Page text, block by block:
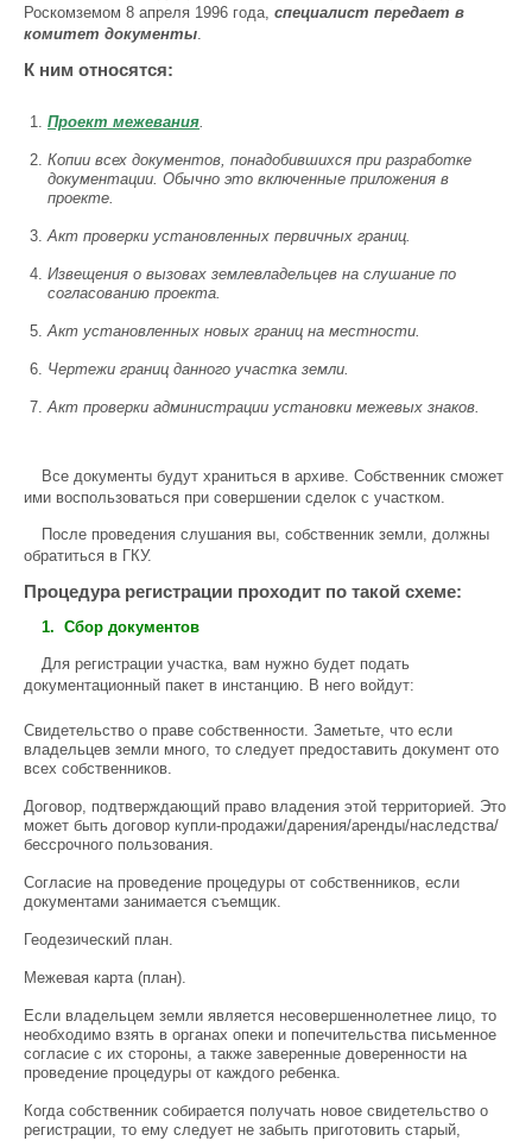
Роскомземом 8 апреля 1996 года, специалист передает в
комитет документы.
К ним относятся:
Проект межевания.
Копии всех документов, понадобившихся при разработке
документации. Обычно это включенные приложения в
проекте.
Акт проверки установленных первичных границ.
Извещения о вызовах землевладельцев на слушание по
согласованию проекта.
Акт установленных новых границ на местности.
Чертежи границ данного участка земли.
Акт проверки администрации установки межевых знаков.
Все документы будут храниться в архиве. Собственник сможет
ими воспользоваться при совершении сделок с участком.
После проведения слушания вы, собственник земли, должны
обратиться в ГКУ.
Процедура регистрации проходит по такой схеме:
1. Сбор документов
Для регистрации участка, вам нужно будет подать
документационный пакет в инстанцию. В него войдут:
Свидетельство о праве собственности. Заметьте, что если
владельцев земли много, то следует предоставить документ ото
всех собственников.
Договор, подтверждающий право владения этой территорией. Это
может быть договор купли-продажи/дарения/аренды/наследства/
бессрочного пользования.
Согласие на проведение процедуры от собственников, если
документами занимается съемщик.
Геодезический план.
Межевая карта (план).
Если владельцем земли является несовершеннолетнее лицо, то
необходимо взять в органах опеки и попечительства письменное
согласие с их стороны, а также заверенные доверенности на
проведение процедуры от каждого ребенка.
Когда собственник собирается получать новое свидетельство о
регистрации, то ему следует не забыть приготовить старый,